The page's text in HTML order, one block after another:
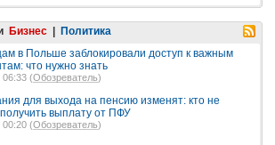
Бизнес | Политика
в Польше заблокировали доступ к важным
что нужно знать
06:33 (Обозреватель)
для выхода на пенсию изменят: кто не
выплату от ПФУ
00:20 (Обозреватель)